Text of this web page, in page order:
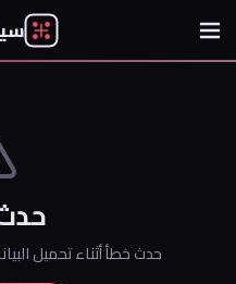
حدث خطأ أثناء تحميل